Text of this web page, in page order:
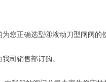
您正确选型④液动刀型闸阀的
司销售部订购。